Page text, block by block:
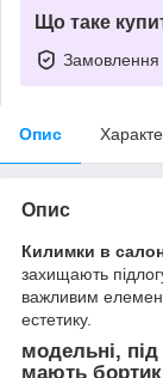
Що таке
Замовлення
Опис
Опис
Килимки в
захищають
важливим
естетику.
модельні,
мають